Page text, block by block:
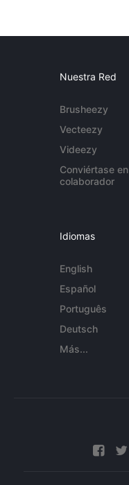
Nuestra Red
Brusheezy
Vecteezy
Videezy
Conviértase en
colaborador
Idiomas
English
Español
Português
Deutsch
Más...